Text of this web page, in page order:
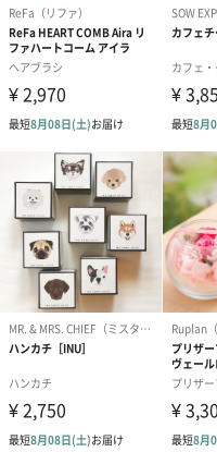
スイーツを同梱してお届け
です。
ゼリーバウム カット
（レモン＆紅茶）（432
円）
スキンケアグッズ
スキンケアグッズを同梱して